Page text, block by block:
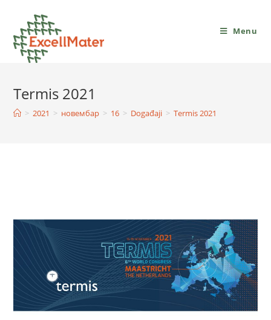
Menu
Termis 2021
> 2021 > новембар > 16 > Događaji > Termis 2021